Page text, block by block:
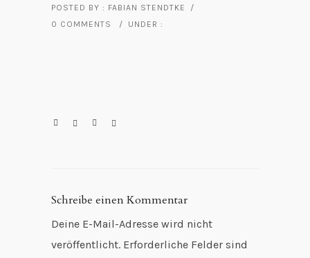
POSTED BY : FABIAN STENDTKE
/
0 COMMENTS
/ UNDER :
Schreibe einen Kommentar
Deine E-Mail-Adresse wird nicht
veröffentlicht. Erforderliche Felder sind